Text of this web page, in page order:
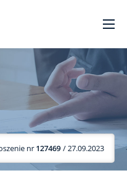
nr 127469 / 27.09.2023